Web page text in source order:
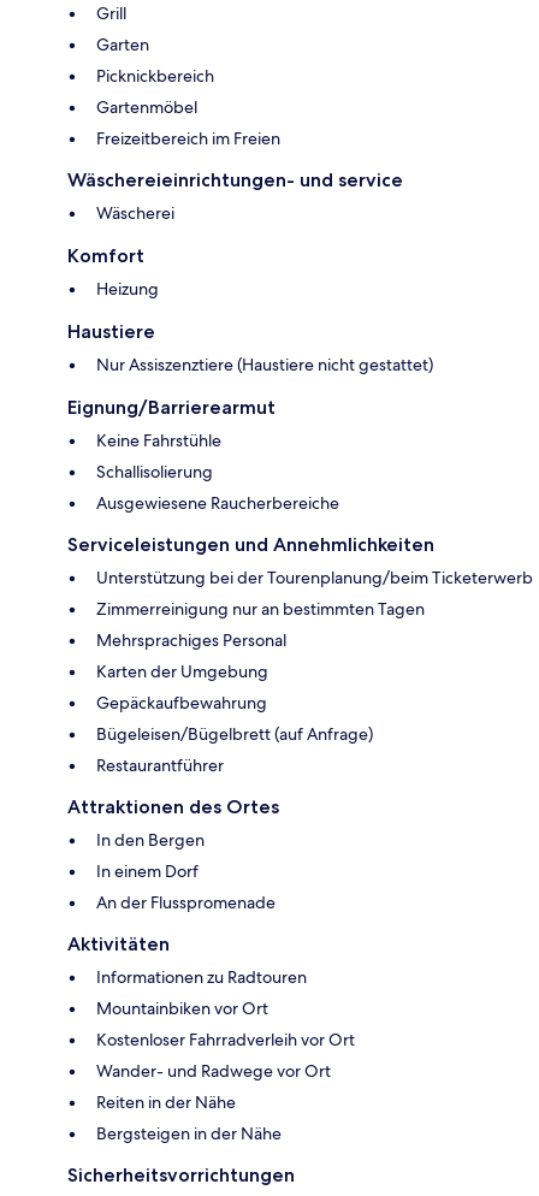
Grill
Garten
Picknickbereich
Gartenmöbel
Freizeitbereich im Freien
Wäschereieinrichtungen- und service
Wäscherei
Komfort
Heizung
Haustiere
Nur Assiszenztiere (Haustiere nicht gestattet)
Eignung/Barrierearmut
Keine Fahrstühle
Schallisolierung
Ausgewiesene Raucherbereiche
Serviceleistungen und Annehmlichkeiten
Unterstützung bei der Tourenplanung/beim Ticketerwerb
Zimmerreinigung nur an bestimmten Tagen
Mehrsprachiges Personal
Karten der Umgebung
Gepäckaufbewahrung
Bügeleisen/Bügelbrett (auf Anfrage)
Restaurantführer
Attraktionen des Ortes
In den Bergen
In einem Dorf
An der Flusspromenade
Aktivitäten
Informationen zu Radtouren
Mountainbiken vor Ort
Kostenloser Fahrradverleih vor Ort
Wander- und Radwege vor Ort
Reiten in der Nähe
Bergsteigen in der Nähe
Sicherheitsvorrichtungen